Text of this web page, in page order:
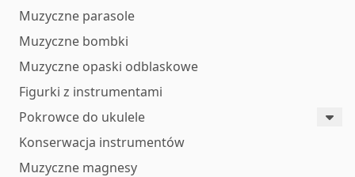
Muzyczne parasole
Muzyczne bombki
Muzyczne opaski odblaskowe
Figurki z instrumentami
Pokrowce do ukulele
Konserwacja instrumentów
Muzyczne magnesy